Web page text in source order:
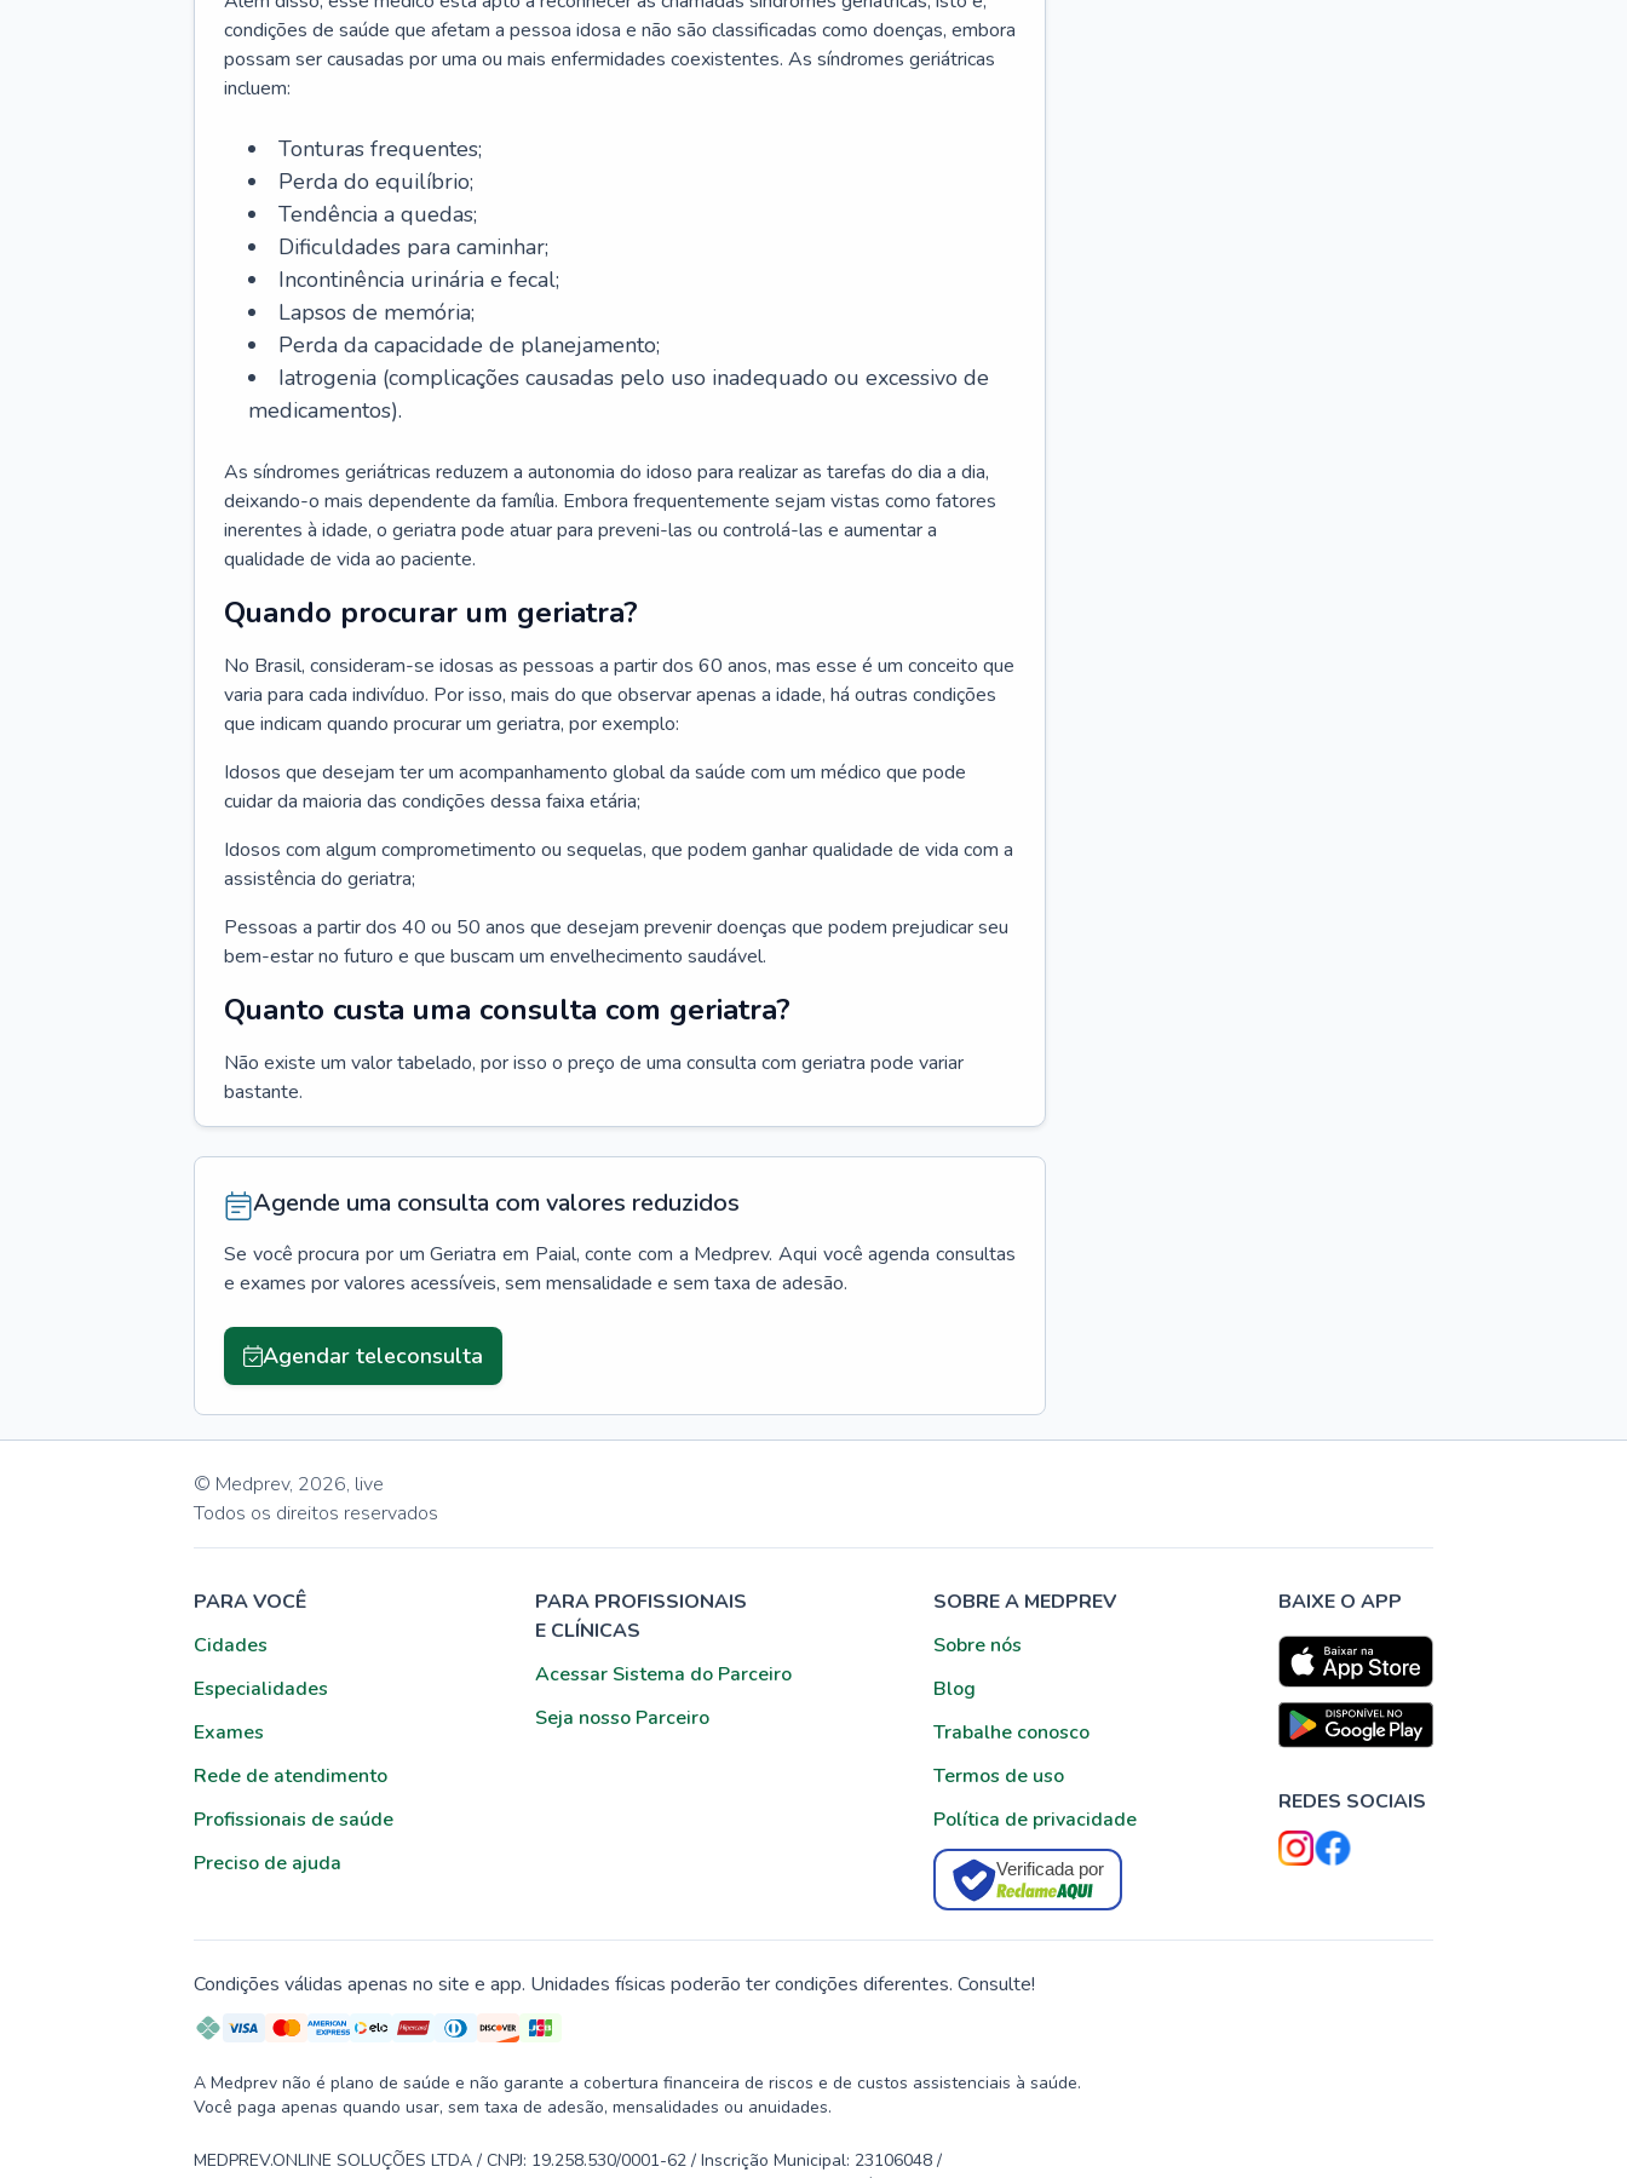
condições de saúde que afetam a pessoa idosa e não são classificadas como doenças, embora
possam ser causadas por uma ou mais enfermidades coexistentes. As síndromes geriátricas
incluem:
Tonturas frequentes;
Perda do equilíbrio;
Tendência a quedas;
Dificuldades para caminhar;
Incontinência urinária e fecal;
Lapsos de memória;
Perda da capacidade de planejamento;
Iatrogenia (complicações causadas pelo uso inadequado ou excessivo de
medicamentos).
As síndromes geriátricas reduzem a autonomia do idoso para realizar as tarefas do dia a dia,
deixando-o mais dependente da família. Embora frequentemente sejam vistas como fatores
inerentes à idade, o geriatra pode atuar para preveni-las ou controlá-las e aumentar a
qualidade de vida ao paciente.
Quando procurar um geriatra?
No Brasil, consideram-se idosas as pessoas a partir dos 60 anos, mas esse é um conceito que
varia para cada indivíduo. Por isso, mais do que observar apenas a idade, há outras condições
que indicam quando procurar um geriatra, por exemplo:
Idosos que desejam ter um acompanhamento global da saúde com um médico que pode
cuidar da maioria das condições dessa faixa etária;
Idosos com algum comprometimento ou sequelas, que podem ganhar qualidade de vida com a
assistência do geriatra;
Pessoas a partir dos 40 ou 50 anos que desejam prevenir doenças que podem prejudicar seu
bem-estar no futuro e que buscam um envelhecimento saudável.
Quanto custa uma consulta com geriatra?
Não existe um valor tabelado, por isso o preço de uma consulta com geriatra pode variar
bastante.
Agende uma consulta com valores reduzidos
Se você procura por um Geriatra em Paial, conte com a Medprev. Aqui você agenda consultas
e exames por valores acessíveis, sem mensalidade e sem taxa de adesão.
Agendar teleconsulta
© Medprev, 2026, live
Todos os direitos reservados
PARA VOCÊ
Cidades
Especialidades
Exames
Rede de atendimento
Profissionais de saúde
Preciso de ajuda
PARA PROFISSIONAIS
E CLÍNICAS
Acessar Sistema do Parceiro
Seja nosso Parceiro
SOBRE A MEDPREV
Sobre nós
Blog
Trabalhe conosco
Termos de uso
Política de privacidade
Verificada por
BAIXE O APP
REDES SOCIAIS
Condições válidas apenas no site e app. Unidades físicas poderão ter condições diferentes. Consulte!
A Medprev não é plano de saúde e não garante a cobertura financeira de riscos e de custos assistenciais à saúde.
Você paga apenas quando usar, sem taxa de adesão, mensalidades ou anuidades.
MEDPREV.ONLINE SOLUÇÕES LTDA / CNPJ: 19.258.530/0001-62 / Inscrição Municipal: 23106048 /